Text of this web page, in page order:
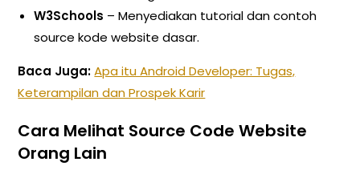
W3Schools – Menyediakan tutorial dan contoh
source kode website dasar.
Baca Juga: Apa itu Android Developer: Tugas,
Keterampilan dan Prospek Karir
Cara Melihat Source Code Website
Orang Lain